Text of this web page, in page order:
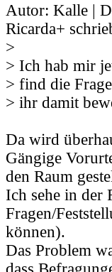
Autor: Kalle |
Ricarda+
>
> Ich hab mir
> find die
> ihr damit
Da wird
Gängige
den Raum
Ich sehe in der
Fragen/
können).
Das Problem